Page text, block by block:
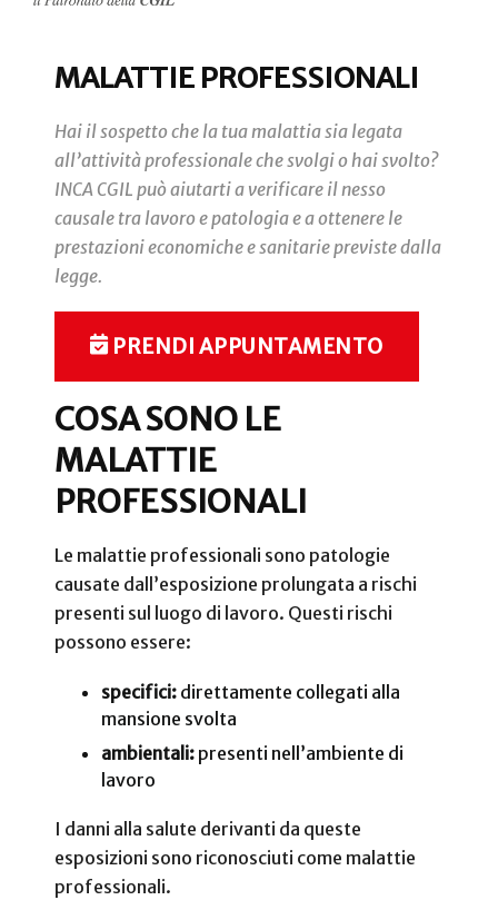
MALATTIE PROFESSIONALI
Hai il sospetto che la tua malattia sia legata
all’attività professionale che svolgi o hai svolto?
INCA CGIL può aiutarti a verificare il nesso
causale tra lavoro e patologia e a ottenere le
prestazioni economiche e sanitarie previste dalla
legge.
PRENDI APPUNTAMENTO
COSA SONO LE
MALATTIE
PROFESSIONALI
Le malattie professionali sono patologie
causate dall’esposizione prolungata a rischi
presenti sul luogo di lavoro. Questi rischi
possono essere:
specifici:direttamente collegati alla
mansione svolta
ambientali:presenti nell’ambiente di
lavoro
I danni alla salute derivanti da queste
esposizioni sono riconosciuti come malattie
professionali.